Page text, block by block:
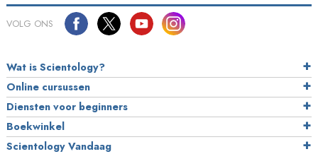
VOLG ONS
Wat is Scientology?
Online cursussen
Diensten voor beginners
Boekwinkel
Scientology Vandaag